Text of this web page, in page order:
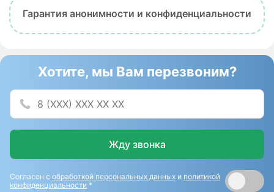
Гарантия анонимности и конфиденциальности
Хотите, мы Вам перезвоним?
Жду звонка
Согласен с обработкой персональных данных и политикой
конфиденциальности *